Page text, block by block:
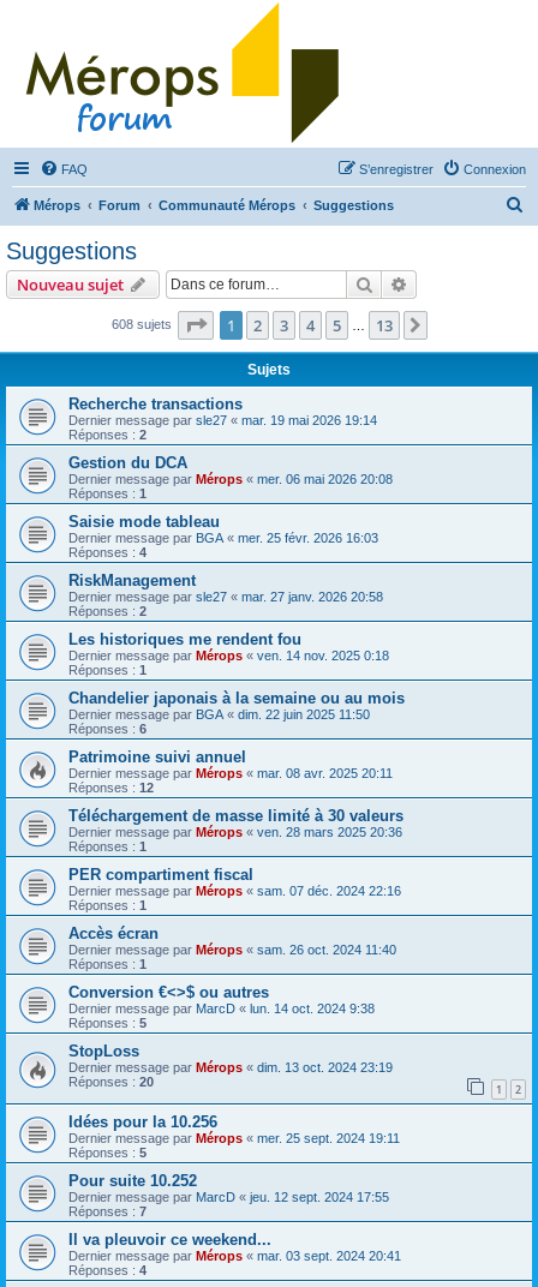
FAQ Connexion
S’enregistrer
Mérops Forum Communauté Mérops Suggestions
Suggestions
Nouveau sujet Rechercher
608 sujets Page 1sur13
1 2 3 4 5 13
Sujets
Recherche transactions
Dernier message par sle27 « mar. 19 mai 2026 19:14
Réponses : 2
Gestion du DCA
Dernier message par Mérops « mer. 06 mai 2026 20:08
Réponses : 1
Saisie mode tableau
Dernier message par BGA « mer. 25 févr. 2026 16:03
Réponses : 4
RiskManagement
Dernier message par sle27 « mar. 27 janv. 2026 20:58
Réponses : 2
Les historiques me rendent fou
Dernier message par Mérops « ven. 14 nov. 2025 0:18
Réponses : 1
Chandelier japonais à la semaine ou au mois
Dernier message par BGA « dim. 22 juin 2025 11:50
Réponses : 6
Patrimoine suivi annuel
Dernier message par Mérops « mar. 08 avr. 2025 20:11
Réponses : 12
Téléchargement de masse limité à 30 valeurs
Dernier message par Mérops « ven. 28 mars 2025 20:36
Réponses : 1
PER compartiment fiscal
Dernier message par Mérops « sam. 07 déc. 2024 22:16
Réponses : 1
Accès écran
Dernier message par Mérops « sam. 26 oct. 2024 11:40
Réponses : 1
Conversion €<>$ ou autres
Dernier message par MarcD « lun. 14 oct. 2024 9:38
Réponses : 5
StopLoss
Dernier message par Mérops « dim. 13 oct. 2024 23:19
Réponses : 20 1 2
Idées pour la 10.256
Dernier message par Mérops « mer. 25 sept. 2024 19:11
Réponses : 5
Pour suite 10.252
Dernier message par MarcD « jeu. 12 sept. 2024 17:55
Réponses : 7
Il va pleuvoir ce weekend...
Dernier message par Mérops « mar. 03 sept. 2024 20:41
Réponses : 4